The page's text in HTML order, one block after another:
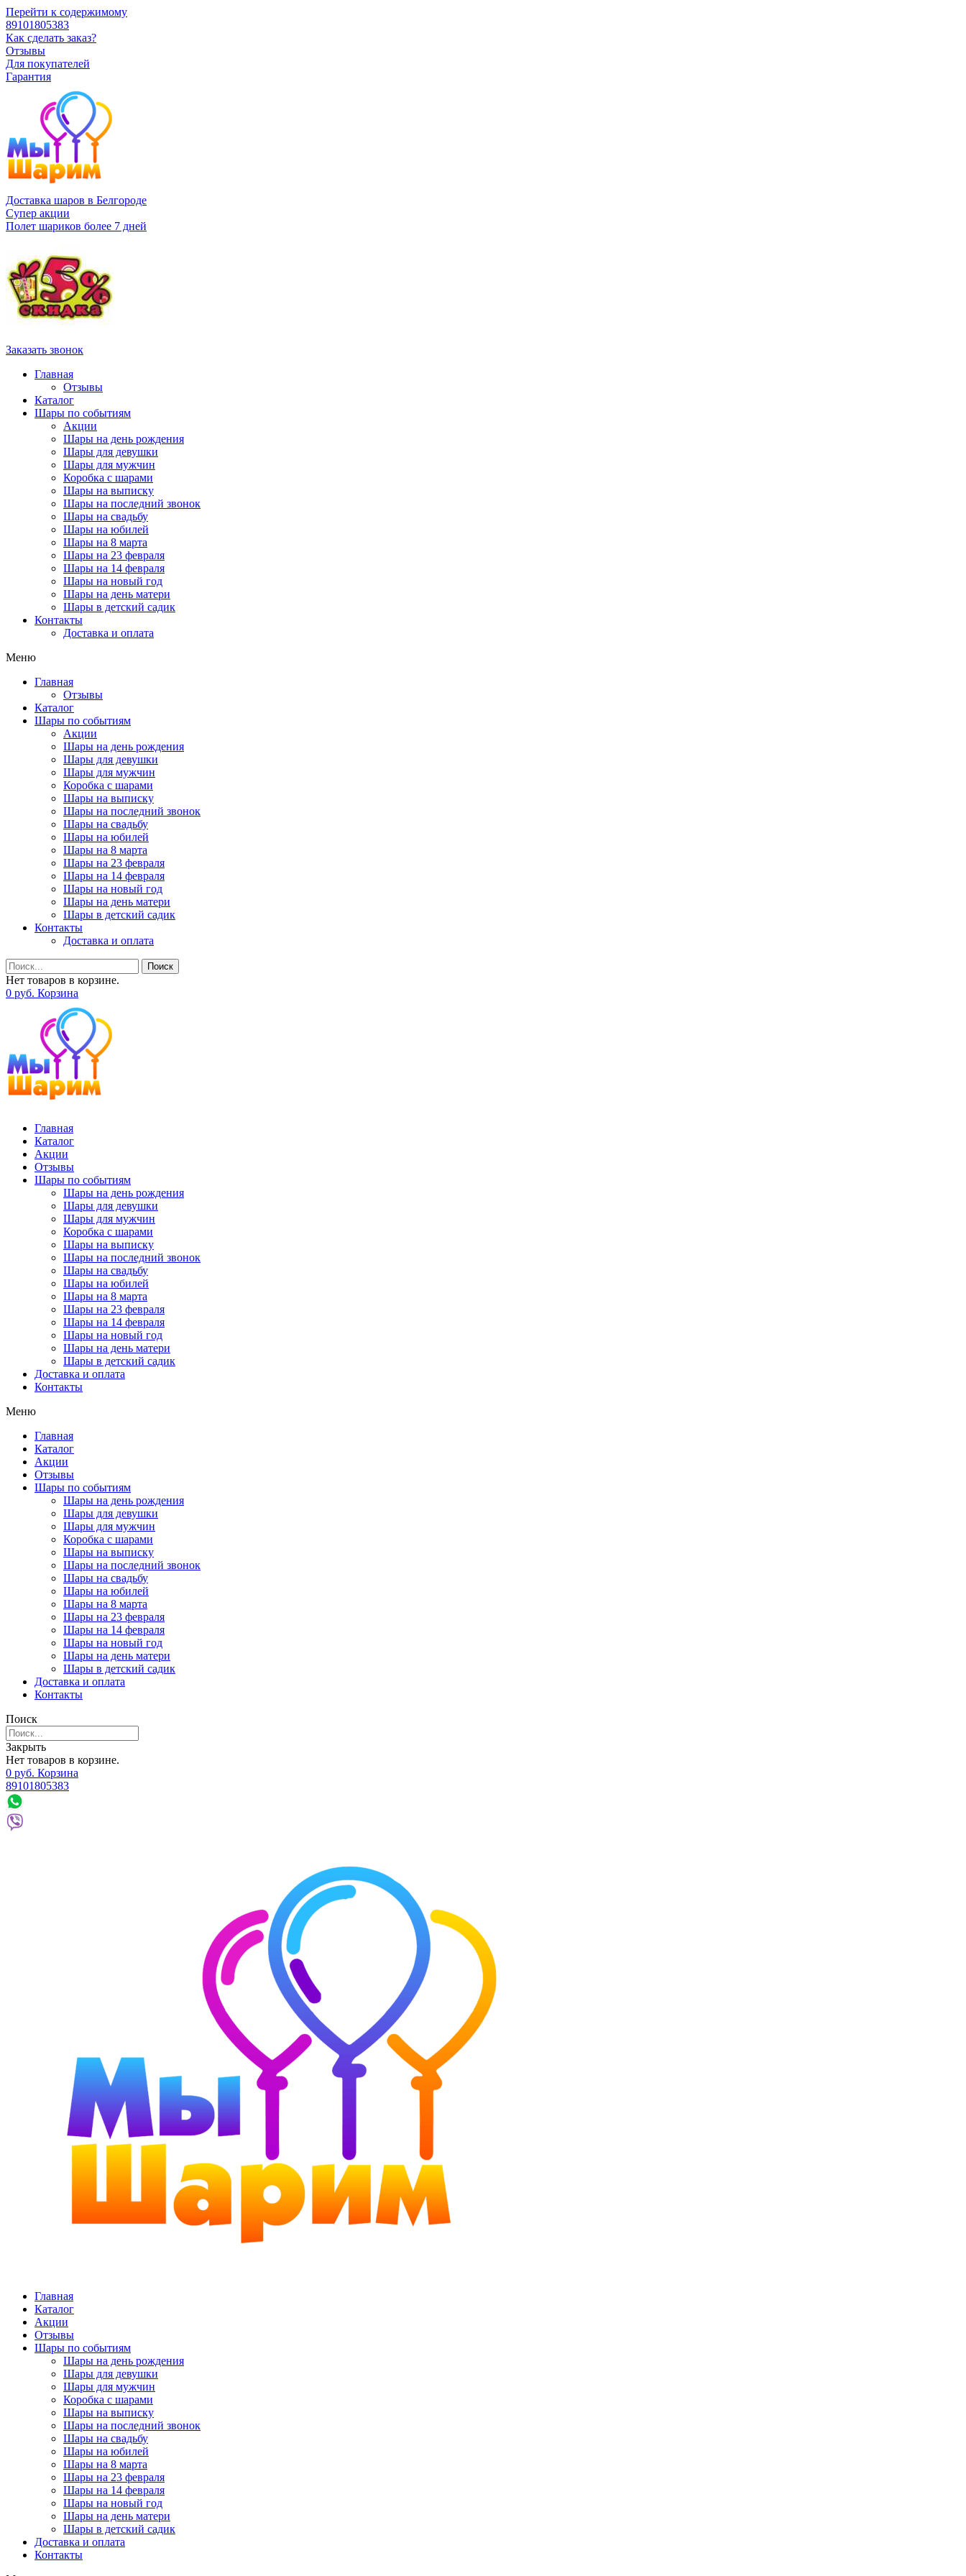
Перейти к содержимому
89101805383
Как сделать заказ?
Отзывы
Для покупателей
Гарантия
Доставка шаров в Белгороде
Супер акции
Полет шариков более 7 дней
Заказать звонок
Главная
Отзывы
Каталог
Шары по событиям
Акции
Шары на день рождения
Шары для девушки
Шары для мужчин
Коробка с шарами
Шары на выписку
Шары на последний звонок
Шары на свадьбу
Шары на юбилей
Шары на 8 марта
Шары на 23 февраля
Шары на 14 февраля
Шары на новый год
Шары на день матери
Шары в детский садик
Контакты
Доставка и оплата
Меню
Главная
Отзывы
Каталог
Шары по событиям
Акции
Шары на день рождения
Шары для девушки
Шары для мужчин
Коробка с шарами
Шары на выписку
Шары на последний звонок
Шары на свадьбу
Шары на юбилей
Шары на 8 марта
Шары на 23 февраля
Шары на 14 февраля
Шары на новый год
Шары на день матери
Шары в детский садик
Контакты
Доставка и оплата
Поиск
Нет товаров в корзине.
0 руб. Корзина
Главная
Каталог
Акции
Отзывы
Шары по событиям
Шары на день рождения
Шары для девушки
Шары для мужчин
Коробка с шарами
Шары на выписку
Шары на последний звонок
Шары на свадьбу
Шары на юбилей
Шары на 8 марта
Шары на 23 февраля
Шары на 14 февраля
Шары на новый год
Шары на день матери
Шары в детский садик
Доставка и оплата
Контакты
Меню
Главная
Каталог
Акции
Отзывы
Шары по событиям
Шары на день рождения
Шары для девушки
Шары для мужчин
Коробка с шарами
Шары на выписку
Шары на последний звонок
Шары на свадьбу
Шары на юбилей
Шары на 8 марта
Шары на 23 февраля
Шары на 14 февраля
Шары на новый год
Шары на день матери
Шары в детский садик
Доставка и оплата
Контакты
Поиск
Закрыть
Нет товаров в корзине.
0 руб. Корзина
89101805383
Главная
Каталог
Акции
Отзывы
Шары по событиям
Шары на день рождения
Шары для девушки
Шары для мужчин
Коробка с шарами
Шары на выписку
Шары на последний звонок
Шары на свадьбу
Шары на юбилей
Шары на 8 марта
Шары на 23 февраля
Шары на 14 февраля
Шары на новый год
Шары на день матери
Шары в детский садик
Доставка и оплата
Контакты